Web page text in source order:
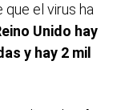
el virus ha
Unido hay
y hay 2 mil